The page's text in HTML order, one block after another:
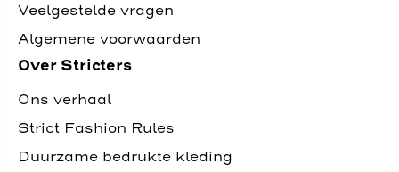
Veelgestelde vragen
Algemene voorwaarden
Over Stricters
Ons verhaal
Strict Fashion Rules
Duurzame bedrukte kleding